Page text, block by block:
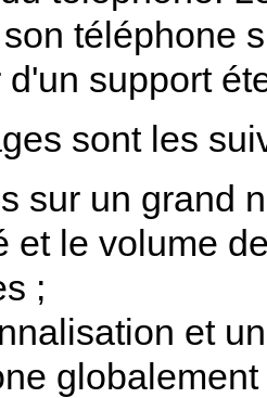
téléphone
support
sont les
sur un grand
et le volume
;
et